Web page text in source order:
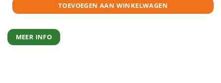
TOEVOEGEN AAN WINKELWAGEN
MEER INFO